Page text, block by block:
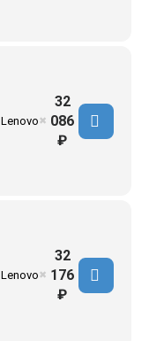
Lenovo ✖
32
086
₽
Lenovo ✖
32
176
₽